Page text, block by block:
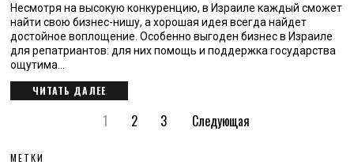
Несмотря на высокую конкуренцию, в Израиле каждый сможет
найти свою бизнес-нишу, а хорошая идея всегда найдет
достойное воплощение. Особенно выгоден бизнес в Израиле
для репатриантов: для них помощь и поддержка государства
ощутима…
ЧИТАТЬ ДАЛЕЕ
1 2 3 Следующая
МЕТКИ